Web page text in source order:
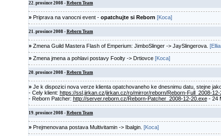
22. prosince 2008 - Reborn Team
»Priprava na vanocni event - opatchujte si Reborn [Koca]
21. prosince 2008 - Reborn Team
»Zmena Guild Mastera Flash of Emperium: JimboSlinger -> JaySlingerova.
»Zmena jmena a pohlavi postavy Foolty -> Drtiovce [Koca]
20. prosince 2008 - Reborn Team
»Je k dispozici nova verze klienta opatchovaneho ke dnesnimu datu, stejne
- Cely klient: https://ssl.jirkan.cz/jirkan.cz/ro/mirror/reborn/Reborn-Full_2008-12-
- Reborn Patcher: http://server.reborn.cz/Reborn-Patcher_2008-12-20.exe- 24
19. prosince 2008 - Reborn Team
»Prejmenovana postava Multivitamin -> Ibalgin. [Koca]